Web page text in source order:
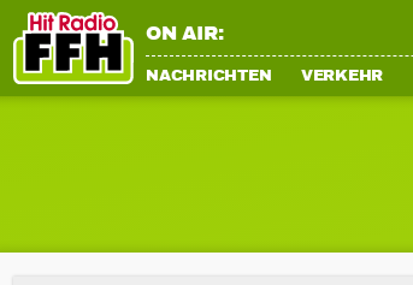
ON AIR:
NACHRICHTEN VERKEHR